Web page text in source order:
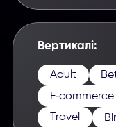
Вертикалі:
Adult
E‑commerce
Travel